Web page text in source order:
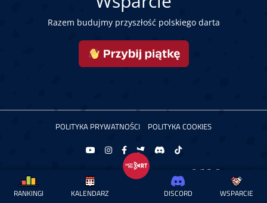
Razem budujmy przyszłość polskiego darta
POLITYKA PRYWATNOŚCI POLITYKA COOKIES
Copyright © 2026 Łączy Nas Dart. Powered by
RANKINGI KALENDARZ DISCORD WSPARCIE